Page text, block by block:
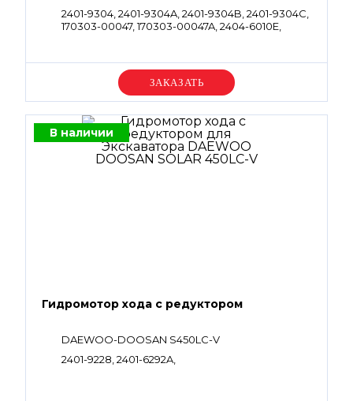
2401-9304, 2401-9304A, 2401-9304B, 2401-9304C,
170303-00047, 170303-00047A, 2404-6010E,
Уточняйте цену
В наличии
Гидромотор хода с редуктором
DAEWOO-DOOSAN S450LC-V
2401-9228, 2401-6292A,